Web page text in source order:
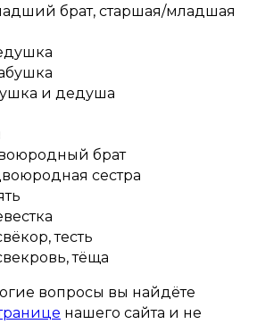
брат, старшая/младшая
и дедуша
брат
сестра
тесть
тёща ⠀
вопросы вы найдёте
нашего сайта и не